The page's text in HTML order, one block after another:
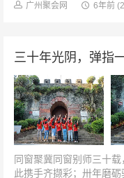
欢乐·游校园这里的一...
广州聚会网 6年前
同窗聚冀同窗别师三十
此携手齐撷彩；卅年磨